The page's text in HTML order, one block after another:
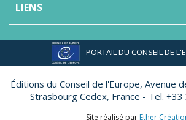
LIENS
PORTAIL DU CONSEIL DE
Éditions du Conseil de l'Europe, Avenue
Strasbourg Cedex, France - Tel.
Site réalisé par Ether